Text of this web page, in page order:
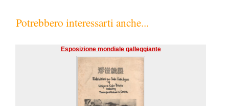
Potrebbero interessarti anche...
Esposizione mondiale galleggiante